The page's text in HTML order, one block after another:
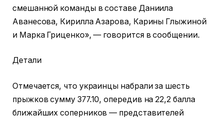
смешанной команды в составе Даниила
Аванесова, Кирилла Азарова, Карины Глыжиной
и Марка Гриценко», — говорится в сообщении.
Детали
Отмечается, что украинцы набрали за шесть
прыжков сумму 377.10, опередив на 22,2 балла
ближайших соперников — представителей